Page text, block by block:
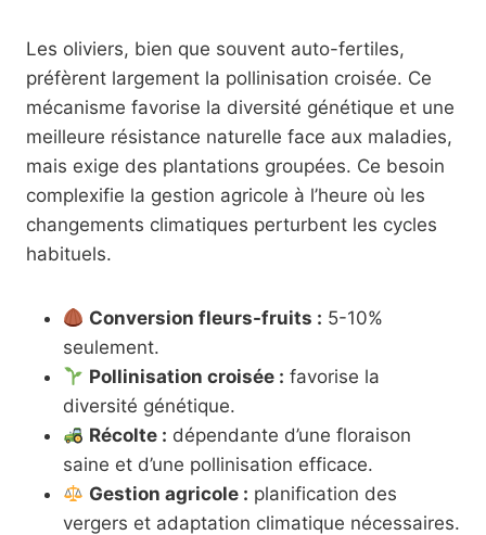
Les oliviers, bien que souvent auto-fertiles,
préfèrent largement la pollinisation croisée. Ce
mécanisme favorise la diversité génétique et une
meilleure résistance naturelle face aux maladies,
mais exige des plantations groupées. Ce besoin
complexifie la gestion agricole à l’heure où les
changements climatiques perturbent les cycles
habituels.
Conversion fleurs-fruits : 5-10%
seulement.
Pollinisation croisée : favorise la
diversité génétique.
Récolte : dépendante d’une floraison
saine et d’une pollinisation efficace.
Gestion agricole : planification des
vergers et adaptation climatique nécessaires.